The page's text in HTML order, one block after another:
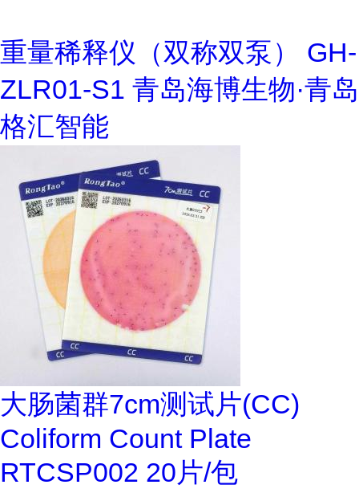
重量稀释仪（双称双泵） GH-
ZLR01-S1 青岛海博生物·青岛
格汇智能
大肠菌群7cm测试片(CC)
Coliform Count Plate
RTCSP002 20片/包